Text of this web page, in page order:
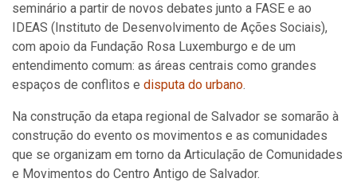
seminário a partir de novos debates junto a FASE e ao
IDEAS (Instituto de Desenvolvimento de Ações Sociais),
com apoio da Fundação Rosa Luxemburgo e de um
entendimento comum: as áreas centrais como grandes
espaços de conflitos e disputa do urbano.
Na construção da etapa regional de Salvador se somarão à
construção do evento os movimentos e as comunidades
que se organizam em torno da Articulação de Comunidades
e Movimentos do Centro Antigo de Salvador.